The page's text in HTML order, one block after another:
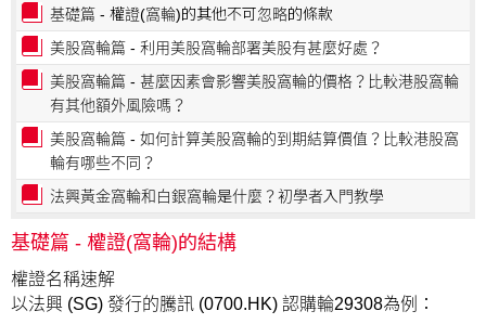
基礎篇 - 權證(窩輪)的其他不可忽略的條款
美股窩輪篇 - 利用美股窩輪部署美股有甚麼好處？
美股窩輪篇 - 甚麼因素會影響美股窩輪的價格？比較港股窩輪
有其他額外風險嗎？
美股窩輪篇 - 如何計算美股窩輪的到期結算價值？比較港股窩
輪有哪些不同？
法興黃金窩輪和白銀窩輪是什麼？初學者入門教學
基礎篇 - 權證(窩輪)的結構
權證名稱速解
以法興 (SG) 發行的騰訊 (0700.HK) 認購輪29308為例：